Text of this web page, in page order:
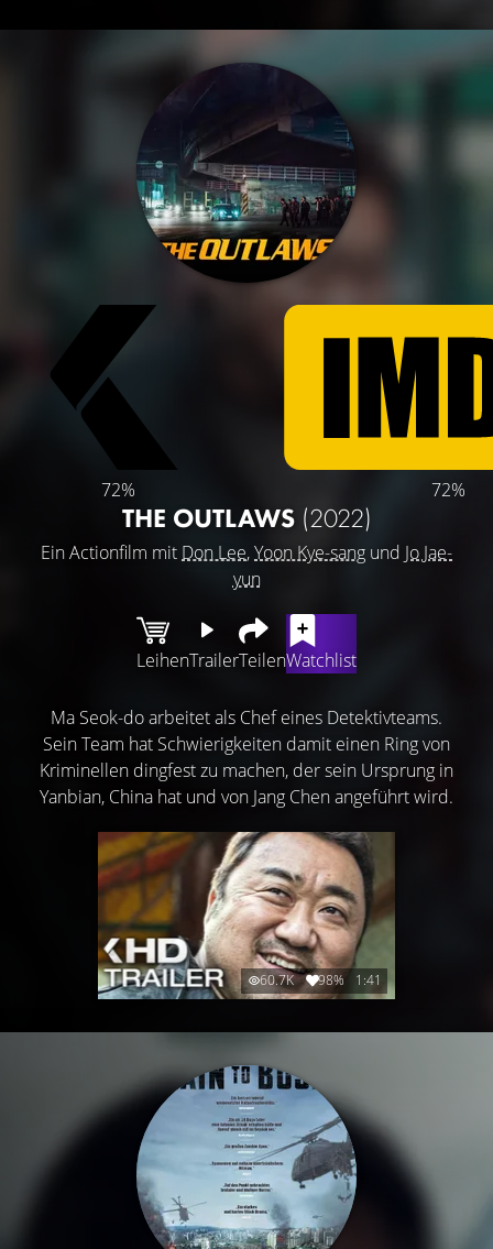
72% 72%
THE OUTLAWS (2022)
Ein Actionfilm mit Don Lee,Yoon Kye-sang und Jo Jae-
yun
LeihenTrailerTeilenWatchlist
Ma Seok-do arbeitet als Chef eines Detektivteams.
Sein Team hat Schwierigkeiten damit einen Ring von
Kriminellen dingfest zu machen, der sein Ursprung in
Yanbian, China hat und von Jang Chen angeführt wird.
60.7K 98% 1:41